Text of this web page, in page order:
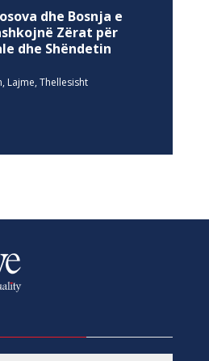
dhe Bosnja e
Zërat për
dhe Shëndetin
, Lajme, Thellesisht